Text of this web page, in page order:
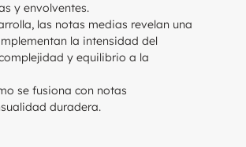
y envolventes.
las notas medias revelan una
la intensidad del
y equilibrio a la
se fusiona con notas
duradera.